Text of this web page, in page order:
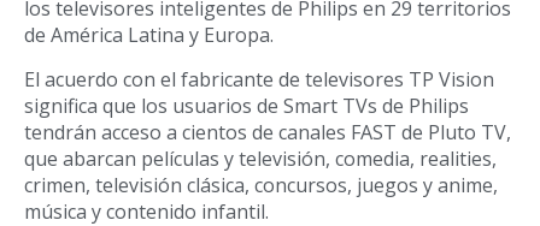
los televisores inteligentes de Philips en 29 territorios
de América Latina y Europa.
El acuerdo con el fabricante de televisores TP Vision
significa que los usuarios de Smart TVs de Philips
tendrán acceso a cientos de canales FAST de Pluto TV,
que abarcan películas y televisión, comedia, realities,
crimen, televisión clásica, concursos, juegos y anime,
música y contenido infantil.